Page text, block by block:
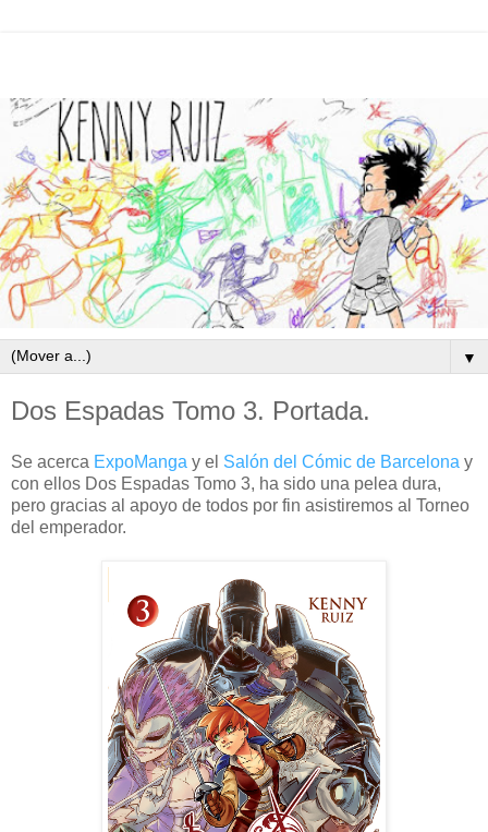
▼
Dos Espadas Tomo 3. Portada.
Se acerca ExpoManga y el Salón del Cómic de Barcelona y
con ellos Dos Espadas Tomo 3, ha sido una pelea dura,
pero gracias al apoyo de todos por fin asistiremos al Torneo
del emperador.